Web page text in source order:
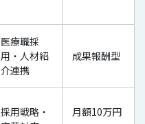
医療職採
用・人材紹
介連携
成果報酬型
採用戦略・
月額10万円